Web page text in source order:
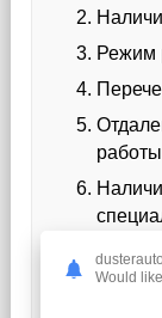
Режим
Would